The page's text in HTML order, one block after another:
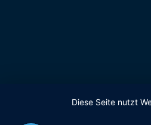
Diese Seite nutzt